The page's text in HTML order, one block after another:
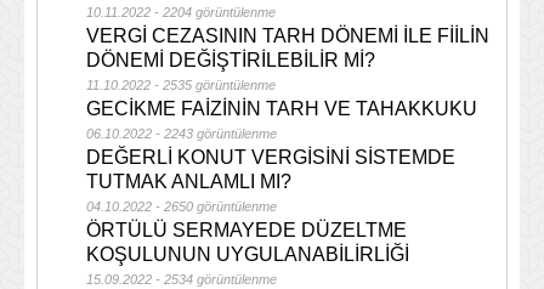
10.11.2022 - 2204 görüntülenme
VERGİ CEZASININ TARH DÖNEMİ İLE FİİLİN
DÖNEMİ DEĞİŞTİRİLEBİLİR Mİ?
11.10.2022 - 2535 görüntülenme
GECİKME FAİZİNİN TARH VE TAHAKKUKU
06.10.2022 - 2243 görüntülenme
DEĞERLİ KONUT VERGİSİNİ SİSTEMDE
TUTMAK ANLAMLI MI?
04.10.2022 - 2650 görüntülenme
ÖRTÜLÜ SERMAYEDE DÜZELTME
KOŞULUNUN UYGULANABİLİRLİĞİ
15.09.2022 - 2534 görüntülenme